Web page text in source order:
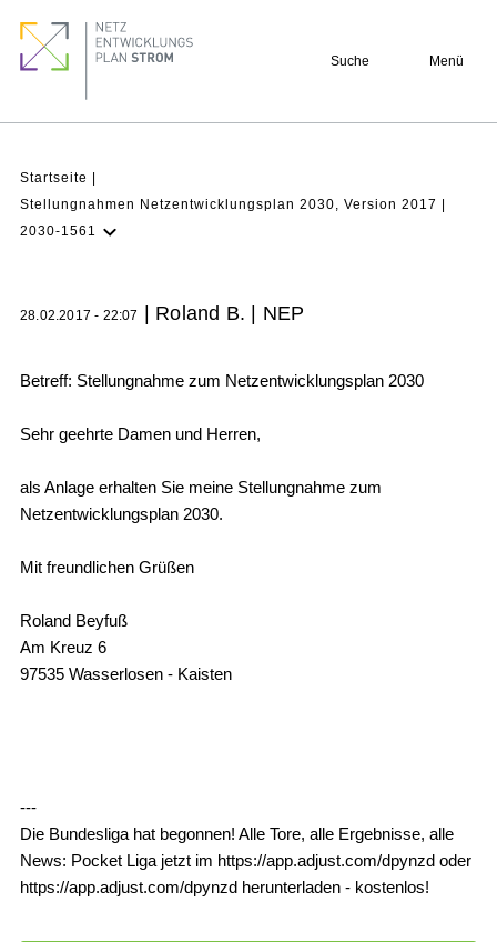
zum
Inhalt
Suche Menü
Pfadnavigation
Startseite
Stellungnahmen Netzentwicklungsplan 2030, Version 2017
2030-1561
Beteiligung
28.02.2017 - 22:07 | Roland B. | NEP
Betreff: Stellungnahme zum Netzentwicklungsplan 2030
Sehr geehrte Damen und Herren,
als Anlage erhalten Sie meine Stellungnahme zum
Netzentwicklungsplan 2030.
Mit freundlichen Grüßen
Roland Beyfuß
Am Kreuz 6
97535 Wasserlosen - Kaisten
---
Die Bundesliga hat begonnen! Alle Tore, alle Ergebnisse, alle
News: Pocket Liga jetzt im https://app.adjust.com/dpynzd oder
https://app.adjust.com/dpynzd herunterladen - kostenlos!
quick
links